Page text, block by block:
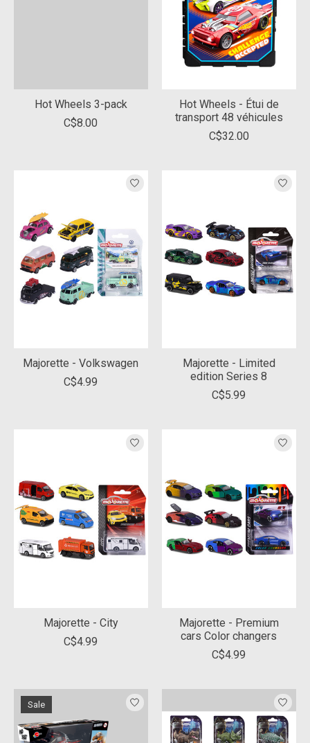
Hot Wheels 3-pack
C$8.00
Hot Wheels - Étui de
transport 48 véhicules
C$32.00
Majorette - Volkswagen
C$4.99
Majorette - Limited
edition Series 8
C$5.99
Majorette - City
C$4.99
Majorette - Premium
cars Color changers
C$4.99
Sale